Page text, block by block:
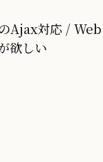
Ajax対応 / Web
欲しい